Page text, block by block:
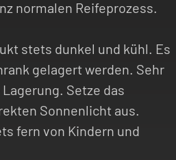
normalen Reifeprozess.
stets dunkel und kühl. Es
gelagert werden. Sehr
Setze das
Sonnenlicht aus.
fern von Kindern und